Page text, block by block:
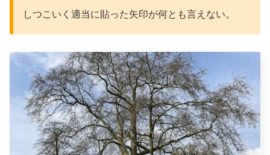
しつこいく適当に貼った矢印が何とも言えない。